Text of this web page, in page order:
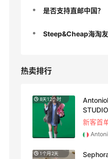
是否支持直邮中国？
Steep&Cheap海淘友
热卖排行
4天12小时
adidas
衣、金
2件8折
adidas
10天12小时
Eraldo